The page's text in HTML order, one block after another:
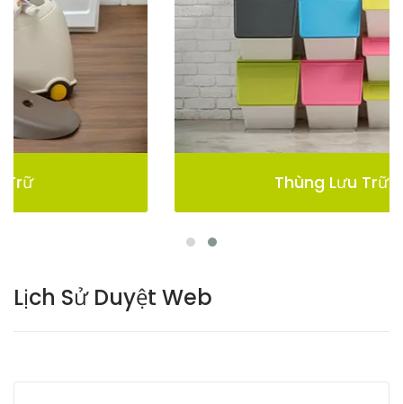
Thùng Lưu Trữ Pelican
Lịch Sử Duyệt Web